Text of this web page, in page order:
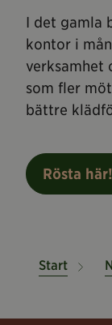
I det gamla
kontor i
verksamhet
som fler
bättre
Rösta här!
Start